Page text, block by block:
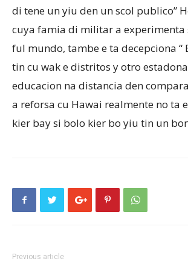
di tene un yiu den un scol publico”
cuya famia di militar a experimenta
ful mundo, tambe e ta decepciona “
tin cu wak e distritos y otro
educacion na distancia den
a reforsa cu Hawai realmente no ta
kier bay si bolo kier bo yiu tin un
Previous article